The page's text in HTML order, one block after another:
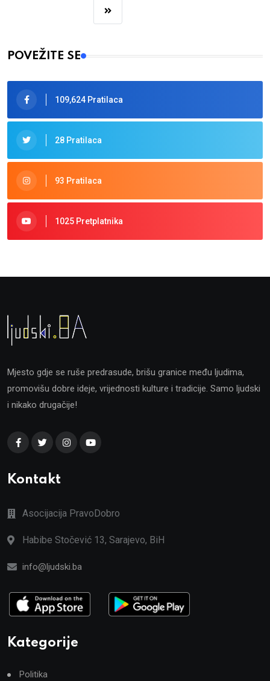
POVEŽITE SE
109,624 Pratilaca
28 Pratilaca
93 Pratilaca
1025 Pretplatnika
Mjesto gdje se ruše predrasude, brišu granice među ljudima,
promovišu dobre ideje, vrijednosti kulture i tradicije. Samo ljudski
i nikako drugačije!
Kontakt
Asocijacija PravoDobro
Habibe Stočević 13, Sarajevo, BiH
info@ljudski.ba
Kategorije
Politika